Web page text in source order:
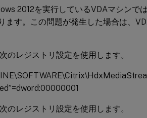
2012を実行しているVDAマシンで
ます。この問題が発生した場合は、
のレジストリ設定を使用します。
のレジストリ設定を使用します。